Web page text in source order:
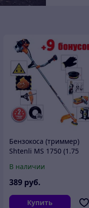
Бензокоса (триммер)
Shtenli MS 1750 (1.75
В наличии
389 руб.
Купить